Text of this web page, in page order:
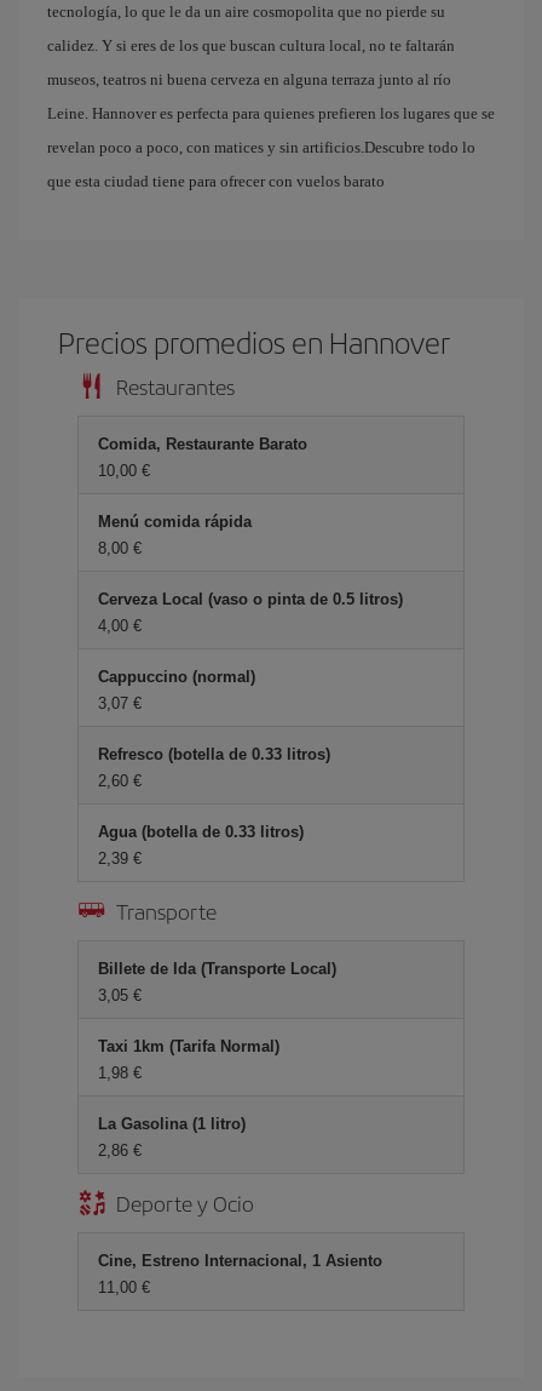
tecnología, lo que le da un aire cosmopolita que no pierde su
calidez. Y si eres de los que buscan cultura local, no te faltarán
museos, teatros ni buena cerveza en alguna terraza junto al río
Leine. Hannover es perfecta para quienes prefieren los lugares que se
revelan poco a poco, con matices y sin artificios.Descubre todo lo
que esta ciudad tiene para ofrecer con vuelos barato
Precios promedios en Hannover
Restaurantes
Comida, Restaurante Barato
10,00 €
Menú comida rápida
8,00 €
Cerveza Local (vaso o pinta de 0.5 litros)
4,00 €
Cappuccino (normal)
3,07 €
Refresco (botella de 0.33 litros)
2,60 €
Agua (botella de 0.33 litros)
2,39 €
Transporte
Billete de Ida (Transporte Local)
3,05 €
Taxi 1km (Tarifa Normal)
1,98 €
La Gasolina (1 litro)
2,86 €
Deporte y Ocio
Cine, Estreno Internacional, 1 Asiento
11,00 €